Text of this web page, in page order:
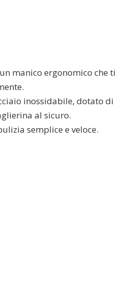
manico ergonomico che ti
inossidabile, dotato di
al sicuro.
semplice e veloce.